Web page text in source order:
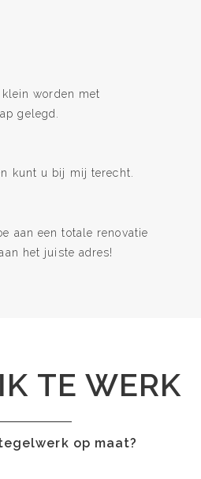
worden met
gelegd.
kunt u bij mij terecht.
aan een totale renovatie
het juiste adres!
TE WERK
op maat?